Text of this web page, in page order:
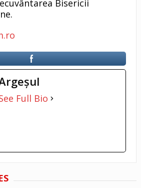
Bisericii
Full Bio